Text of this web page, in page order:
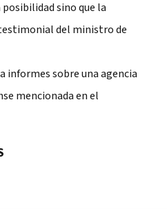
sino que la
del ministro de
informes sobre una agencia
mencionada en el